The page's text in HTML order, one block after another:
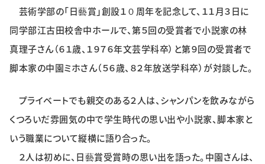
スポーツ
特集・企画
イベント
芸術学部の「日藝賞」創設１０周年を記念して、１１月３日に
同学部江古田校舎中ホールで、第５回の受賞者で小説家の林
真理子さん（６１歳、１９７６年文芸学科卒）と第９回の受賞者で
脚本家の中園ミホさん（５６歳、８２年放送学科卒）が対談した。
プライベートでも親交のある２人は、シャンパンを飲みながら
くつろいだ雰囲気の中で学生時代の思い出や小説家、脚本家と
いう職業について縦横に語り合った。
２人は初めに、日藝賞受賞時の思い出を語った。中園さんは、